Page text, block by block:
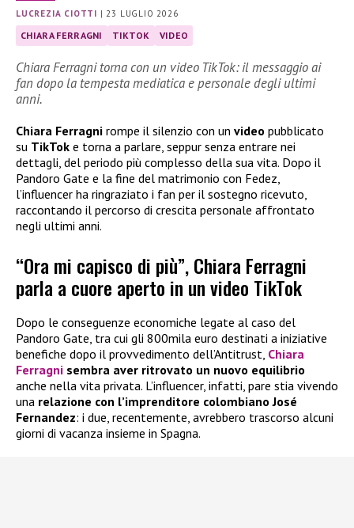
LUCREZIA CIOTTI |23 LUGLIO 2026
CHIARA FERRAGNI TIKTOK VIDEO
Chiara Ferragni torna con un video TikTok: il messaggio ai
fan dopo la tempesta mediatica e personale degli ultimi
anni.
Chiara Ferragni rompe il silenzio con un video pubblicato
su TikTok e torna a parlare, seppur senza entrare nei
dettagli, del periodo più complesso della sua vita. Dopo il
Pandoro Gate e la fine del matrimonio con Fedez,
l’influencer ha ringraziato i fan per il sostegno ricevuto,
raccontando il percorso di crescita personale affrontato
negli ultimi anni.
“Ora mi capisco di più”, Chiara Ferragni
parla a cuore aperto in un video TikTok
Dopo le conseguenze economiche legate al caso del
Pandoro Gate, tra cui gli 800mila euro destinati a iniziative
benefiche dopo il provvedimento dell’Antitrust, Chiara
Ferragni sembra aver ritrovato un nuovo equilibrio
anche nella vita privata. L’influencer, infatti, pare stia vivendo
una relazione con l’imprenditore colombiano José
Fernandez: i due, recentemente, avrebbero trascorso alcuni
giorni di vacanza insieme in Spagna.